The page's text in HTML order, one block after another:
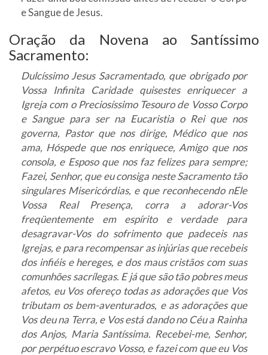
e Sangue de Jesus.
Oração da Novena ao Santíssimo
Sacramento:
Dulcíssimo Jesus Sacramentado, que obrigado por
Vossa Infinita Caridade quisestes enriquecer a
Igreja com o Preciosíssimo Tesouro de Vosso Corpo
e Sangue para ser na Eucaristia o Rei que nos
governa, Pastor que nos dirige, Médico que nos
ama, Hóspede que nos enriquece, Amigo que nos
consola, e Esposo que nos faz felizes para sempre;
Fazei, Senhor, que eu consiga neste Sacramento tão
singulares Misericórdias, e que reconhecendo nEle
Vossa Real Presença, corra a adorar-Vos
freqüentemente em espírito e verdade para
desagravar-Vos do sofrimento que padeceis nas
Igrejas, e para recompensar as injúrias que recebeis
dos infiéis e hereges, e dos maus cristãos com suas
comunhões sacrílegas. E já que são tão pobres meus
afetos, eu Vos ofereço todas as adorações que Vos
tributam os bem-aventurados, e as adorações que
Vos deu na Terra, e Vos está dando no Céu a Rainha
dos Anjos, Maria Santíssima. Recebei-me, Senhor,
por perpétuo escravo Vosso, e fazei com que eu Vos